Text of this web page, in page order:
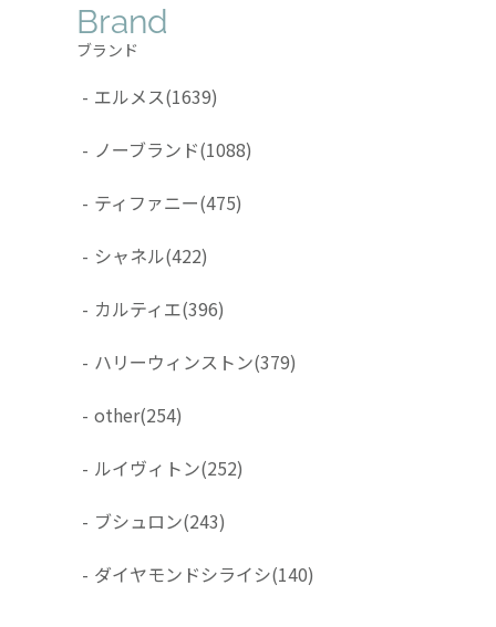
Brand
ブランド
- エルメス(1639)
- ノーブランド(1088)
- ティファニー(475)
- シャネル(422)
- カルティエ(396)
- ハリーウィンストン(379)
- other(254)
- ルイヴィトン(252)
- ブシュロン(243)
- ダイヤモンドシライシ(140)